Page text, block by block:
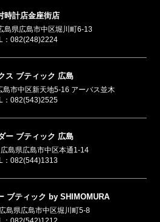
時計店金座街店
島県広島市中区堀川町6-13
： 082(248)2224
ス ブティック 広島
市中区新天地5-16 アーバス並木
： 082(543)2525
ー ブティック 広島
島県広島市中区本通1-14
： 082(544)1313
ブティック by SHIMOMURA
島県広島市中区堀川町5-8